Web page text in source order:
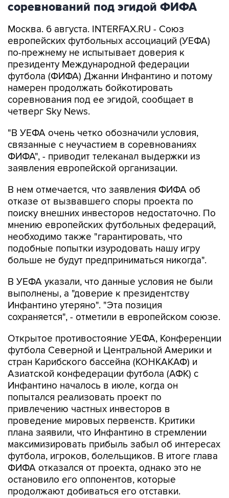
соревнований под эгидой ФИФА
Москва. 6 августа. INTERFAX.RU - Союз
европейских футбольных ассоциаций (УЕФА)
по-прежнему не испытывает доверия к
президенту Международной федерации
футбола (ФИФА) Джанни Инфантино и потому
намерен продолжать бойкотировать
соревнования под ее эгидой, сообщает в
четверг Sky News.
"В УЕФА очень четко обозначили условия,
связанные с неучастием в соревнованиях
ФИФА", - приводит телеканал выдержки из
заявления европейской организации.
В нем отмечается, что заявления ФИФА об
отказе от вызвавшего споры проекта по
поиску внешних инвесторов недостаточно. По
мнению европейских футбольных федераций,
необходимо также "гарантировать, что
подобные попытки изуродовать нашу игру
больше не будут предприниматься никогда".
В УЕФА указали, что данные условия не были
выполнены, а "доверие к президентству
Инфантино утеряно". "Эта позиция
сохраняется", - отметили в европейском союзе.
Открытое противостояние УЕФА, Конференции
футбола Северной и Центральной Америки и
стран Карибского бассейна (КОНКАКАФ) и
Азиатской конфедерации футбола (АФК) с
Инфантино началось в июле, когда он
попытался реализовать проект по
привлечению частных инвесторов в
проведение мировых первенств. Критики
плана заявили, что Инфантино в стремлении
максимизировать прибыль забыл об интересах
футбола, игроков, болельщиков. В итоге глава
ФИФА отказался от проекта, однако это не
остановило его оппонентов, которые
продолжают добиваться его отставки.